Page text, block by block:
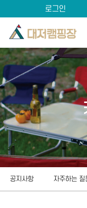
로그인
공지사항 자주하는 질